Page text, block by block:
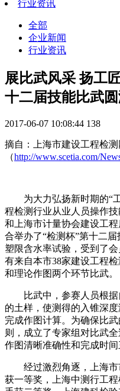
行业资讯
全部
企业新闻
行业资讯
展比武风采 扬工
十二届技能比武
2017-06-07 10:08:44 138
摘自：上海市建设工程检测
（http://www.scetia.com/
为大力弘扬新时期的“
程检测行业从业人员操作
和上海市计量协会建设工
合举办了“检测杯”第十二
塑限含水率试验，受到了
有来自本市38家建设工程
和理论作图两个环节比武。
比武中，参赛人员根
的土样，使测得的入锥深
完成作图计算。为确保比
则，成立了专家组对比武
作图清晰准确性和完成时间
经过激烈角逐，上海
获一等奖，上海中测行工